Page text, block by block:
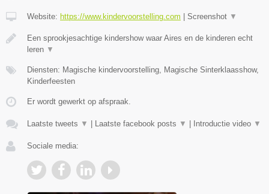
Website: https://www.kindervoorstelling.com Screenshot ▼
Een sprookjesachtige kindershow waar Aires en de kinderen echt
leren ▼
Diensten: Magische kindervoorstelling, Magische Sinterklaasshow,
Kinderfeesten
Er wordt gewerkt op afspraak.
Laatste tweets ▼ Laatste facebook posts ▼ Introductie video ▼
Sociale media: